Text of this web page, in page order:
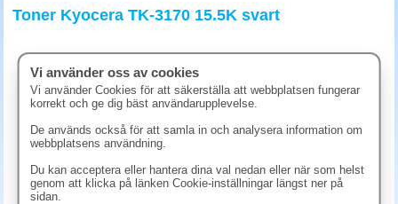
Toner Kyocera TK-3170 15.5K svart
Vi använder oss av cookies
Vi använder Cookies för att säkerställa att webbplatsen fungerar
korrekt och ge dig bäst användarupplevelse.
De används också för att samla in och analysera information om
webbplatsens användning.
Du kan acceptera eller hantera dina val nedan eller när som helst
genom att klicka på länken Cookie-inställningar längst ner på
sidan.